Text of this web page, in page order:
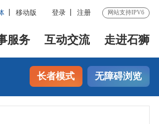
移动版 登录 注册 网站支持IPV6
服务 互动交流 走进石狮
长者模式 无障碍浏览